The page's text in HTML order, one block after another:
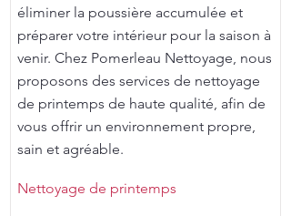
éliminer la poussière accumulée et
préparer votre intérieur pour la saison à
venir. Chez Pomerleau Nettoyage, nous
proposons des services de nettoyage
de printemps de haute qualité, afin de
vous offrir un environnement propre,
sain et agréable.
Nettoyage de printemps